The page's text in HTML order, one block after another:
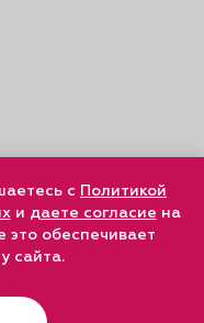
с Политикой
и даете согласие на
это обеспечивает
сайта.